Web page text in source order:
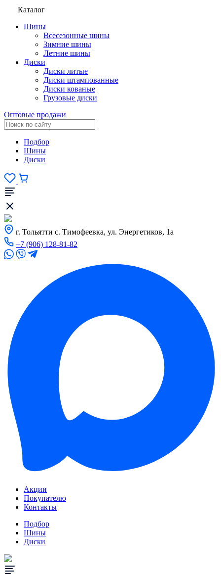
Каталог
Шины
Всесезонные шины
Зимние шины
Летние шины
Диски
Диски литые
Диски штампованные
Диски кованые
Грузовые диски
Оптовые продажи
Подбор
Шины
Диски
г. Тольятти с. Тимофеевка, ул. Энергетиков, 1а
+7 (906) 128-81-82
Акции
Покупателю
Контакты
Подбор
Шины
Диски